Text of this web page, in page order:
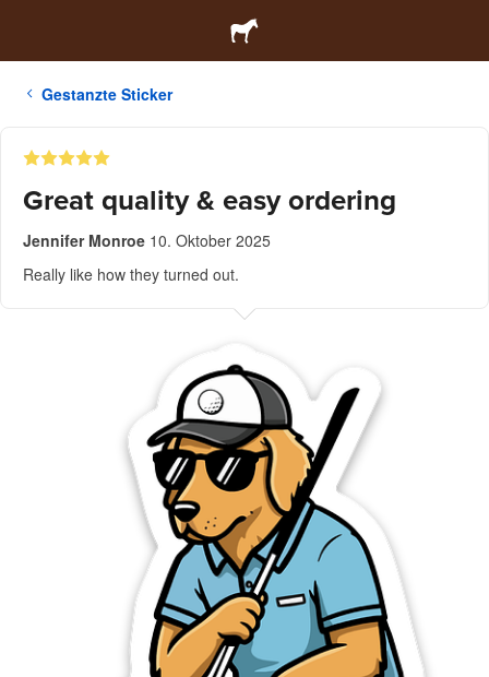
Gestanzte Sticker
Great quality & easy ordering
Jennifer Monroe 10. Oktober 2025
Really like how they turned out.